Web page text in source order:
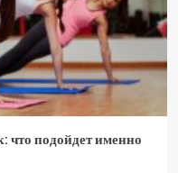
что подойдет именно